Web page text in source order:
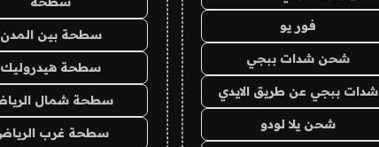
فور يو
شحن شدات ببجي
شدات ببجي عن طريق الايدي
شحن يلا لودو
سطحة بين المدن
سطحة هيدروليك
سطحة شمال
سطحة غرب